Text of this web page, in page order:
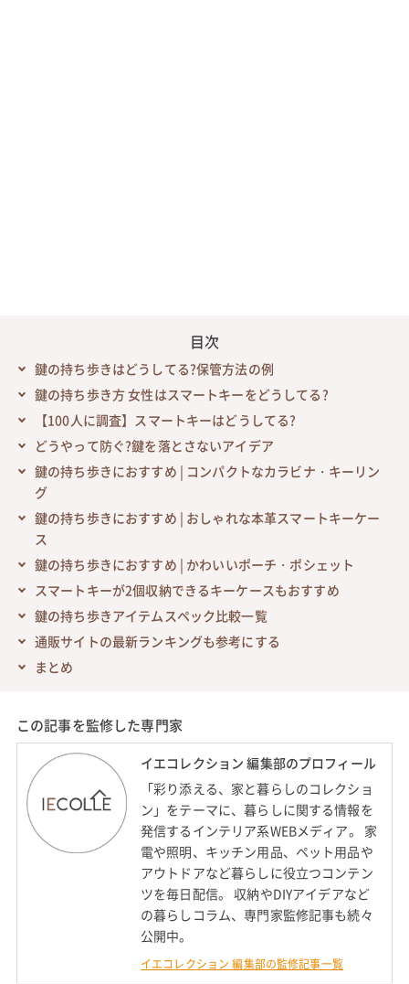
目次
鍵の持ち歩きはどうしてる?保管方法の例
鍵の持ち歩き方 女性はスマートキーをどうしてる?
【100人に調査】スマートキーはどうしてる?
どうやって防ぐ?鍵を落とさないアイデア
鍵の持ち歩きにおすすめ | コンパクトなカラビナ・キーリン
グ
鍵の持ち歩きにおすすめ | おしゃれな本革スマートキーケー
ス
鍵の持ち歩きにおすすめ | かわいいポーチ・ポシェット
スマートキーが2個収納できるキーケースもおすすめ
鍵の持ち歩きアイテムスペック比較一覧
通販サイトの最新ランキングも参考にする
まとめ
この記事を監修した専門家
イエコレクション 編集部のプロフィール
「彩り添える、家と暮らしのコレクショ
ン」をテーマに、暮らしに関する情報を
発信するインテリア系WEBメディア。 家
電や照明、キッチン用品、ペット用品や
アウトドアなど暮らしに役立つコンテン
ツを毎日配信。 収納やDIYアイデアなど
の暮らしコラム、専門家監修記事も続々
公開中。
イエコレクション 編集部の監修記事一覧